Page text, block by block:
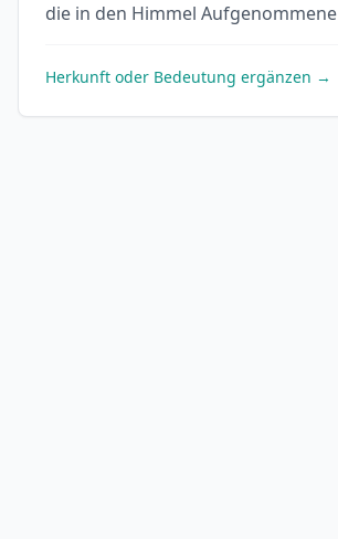
die in den Himmel Aufgenommene
Herkunft oder Bedeutung ergänzen →